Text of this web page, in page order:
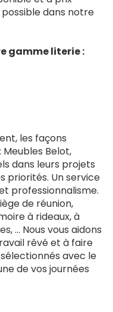
dans notre
gamme literie :
les façons
Meubles Belot,
dans leurs projets
priorités. Un service
professionnalisme.
de réunion,
à rideaux, à
… Nous vous aidons
rêvé et à faire
avec le
de vos journées